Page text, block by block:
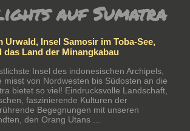
auf Sumatra
Urwald, Insel Samosir im Toba-See,
Land der Minangkabau
Insel des indonesischen Archipels,
misst von Nordwesten bis Südosten an die
bietet so viel! Eindrucksvolle Landschaft,
faszinierende Kulturen der
Begegnungen mit unseren
den Orang Utans ...